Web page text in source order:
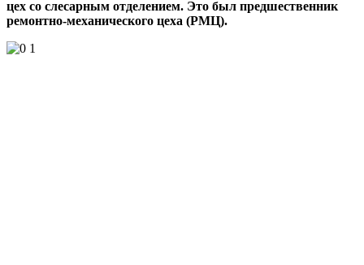
цех со слесарным отделением. Это был предшественник
ремонтно-механического цеха (РМЦ).